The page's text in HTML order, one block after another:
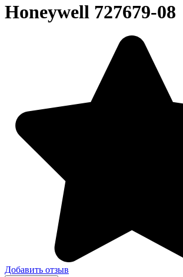
Honeywell 727679-08
Добавить отзыв